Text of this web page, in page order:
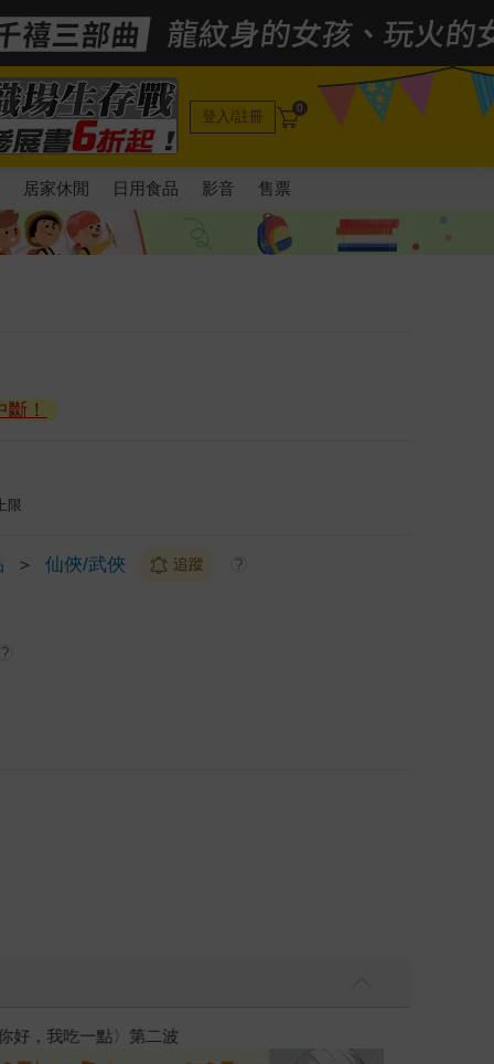
登入/註冊 0
居家休閒 日用食品 影音 售票
！
限
＞ 仙俠/武俠 追蹤 ?
?
摯友的戀愛煩惱，不知不覺間她竟成為我最親近